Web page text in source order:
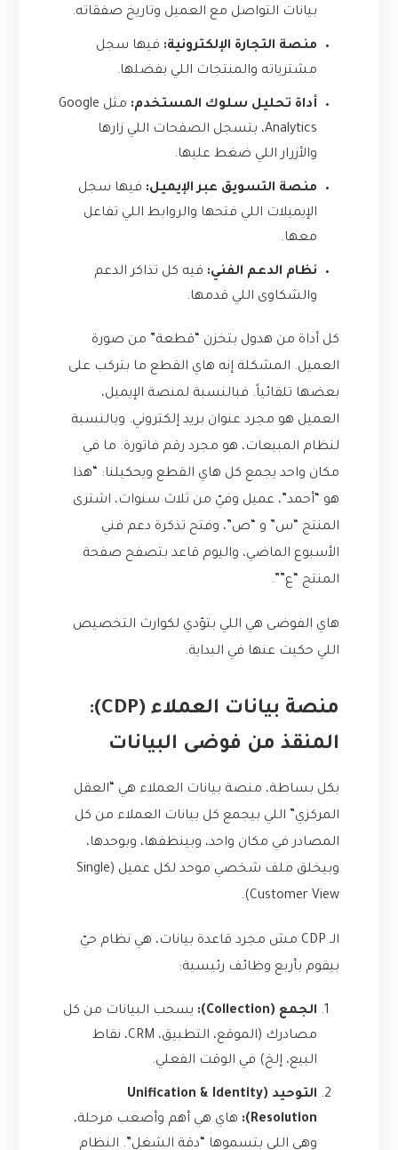
بيانات التواصل مع العميل وتاريخ صفقاته.
منصة التجارة الإلكترونية: فيها سجل
مشترياته والمنتجات اللي بفضلها.
أداة تحليل سلوك المستخدم:
مثل Google
Analytics، بتسجل الصفحات اللي زارها
والأزرار اللي ضغط عليها.
منصة التسويق عبر الإيميل: فيها سجل
الإيميلات اللي فتحها والروابط اللي تفاعل
معها.
نظام الدعم الفني: فيه كل تذاكر الدعم
والشكاوى اللي قدمها.
كل أداة من هدول بتخزن “قطعة” من صورة
العميل. المشكلة إنه هاي القطع ما بتركب على
بعضها تلقائياً. فبالنسبة لمنصة الإيميل،
العميل هو مجرد عنوان بريد إلكتروني. وبالنسبة
لنظام المبيعات، هو مجرد رقم فاتورة. ما في
مكان واحد يجمع كل هاي القطع ويحكيلنا: “هذا
هو “أحمد”، عميل وفيّ من ثلاث سنوات، اشترى
المنتج “س” و “ص”، وفتح تذكرة دعم فني
الأسبوع الماضي، واليوم قاعد بتصفح صفحة
المنتج “ع””.
هاي الفوضى هي اللي بتؤدي لكوارث التخصيص
اللي حكيت عنها في البداية.
منصة بيانات العملاء (CDP):
المنقذ من فوضى البيانات
بكل بساطة، منصة بيانات العملاء هي “العقل
المركزي” اللي بيجمع كل بيانات العملاء من كل
المصادر في مكان واحد، وبينظفها، وبوحدها،
وبيخلق ملف شخصي موحد لكل عميل (Single
Customer View).
الـ CDP مش مجرد قاعدة بيانات، هي نظام حيّ
بيقوم بأربع وظائف رئيسية:
الجمع (Collection):
يسحب البيانات من كل
مصادرك (الموقع، التطبيق، CRM، نقاط
البيع، إلخ) في الوقت الفعلي.
التوحيد (Unification & Identity
Resolution):
هاي هي أهم وأصعب مرحلة،
وهي اللي بتسموها “دقة الشغل”. النظام